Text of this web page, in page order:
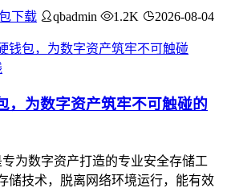
下载 qbadmin 1.2K 2026-08-04
，为数字资产筑牢不可触碰的
专为数字资产打造的专业安全存储工
储技术，脱离网络环境运行，能有效